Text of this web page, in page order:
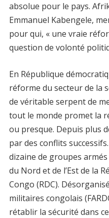
absolue pour le pays.
Emmanuel Kabengele,
pour qui, « une vraie
question de volonté
En République
réforme du secteur de la
de véritable serpent de
tout le monde promet la
ou presque. Depuis plus
par des conflits
dizaine de groupes
du Nord et de l’Est de la
Congo (RDC).
militaires congolais
rétablir la sécurité dans